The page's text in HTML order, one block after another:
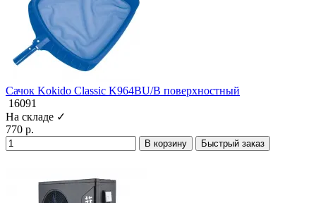
Сачок Kokido Classic K964BU/B поверхностный
16091
На складе ✓
770 р.
В корзину Быстрый заказ